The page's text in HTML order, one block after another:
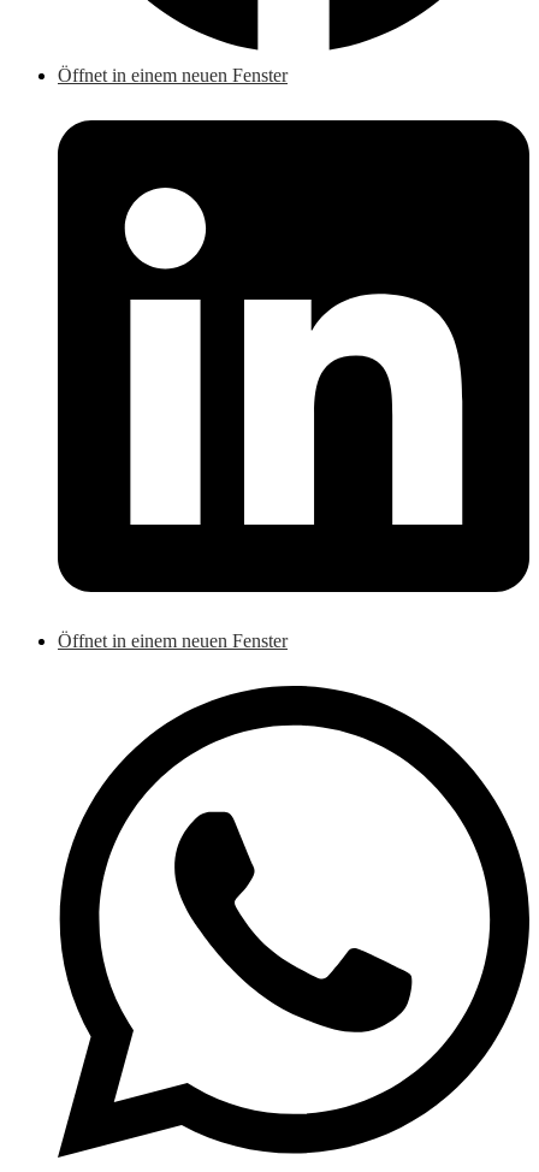
Öffnet in einem neuen Fenster
Öffnet in einem neuen Fenster